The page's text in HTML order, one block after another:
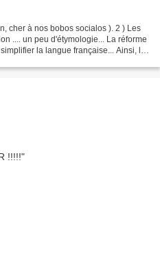
cher à nos bobos socialos ). 2 ) Les
.... un peu d'étymologie... La réforme
la langue française... Ainsi, le